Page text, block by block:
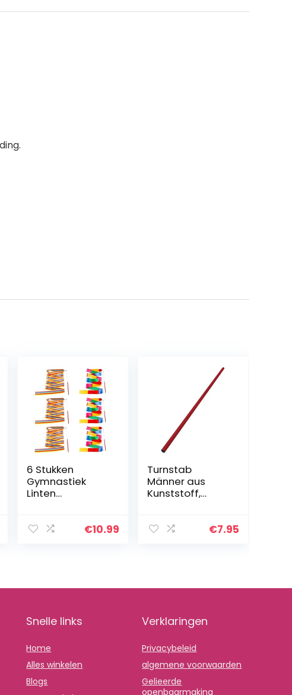
6 Stukken
Gymnastiek
Linten
Gym Dans
Gymnastiek…
€10.99
Turnstab
Männer aus
Kunststoff,
120 cm
€7.95
Snelle links
Home
Alles winkelen
Blogs
Verklaringen
Privacybeleid
algemene voorwaarden
Gelieerde
openbaarmaking